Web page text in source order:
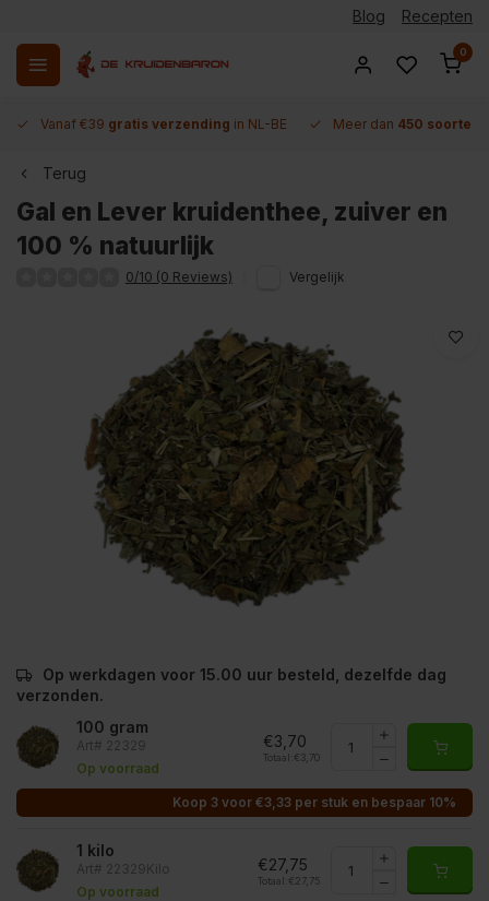
Blog Recepten
0
Vanaf €39 gratis verzending in NL-BE Meer dan 450 soorten
Terug
Gal en Lever kruidenthee, zuiver en
100 % natuurlijk
0/10 (0 Reviews) Vergelijk
Op werkdagen voor 15.00 uur besteld, dezelfde dag
verzonden.
100 gram
Art# 22329
Op voorraad
€3,70
Totaal: €3,70
Koop 3 voor €3,33 per stuk en bespaar 10%
1 kilo
Art# 22329Kilo
Op voorraad
€27,75
Totaal: €27,75